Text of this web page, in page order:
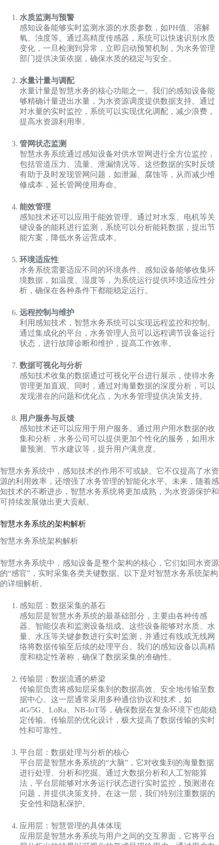
水质监测与预警
感知设备能够实时监测水源的水质参数，如PH值、溶解
氧、浊度等。通过高精度传感器，系统可以快速识别水质
变化，一旦检测到异常，立即启动预警机制，为水务管理
部门提供决策依据，确保水质的稳定与安全。
水量计量与调配
水量计量是智慧水务的核心功能之一。我们的感知设备能
够精确计量进出水量，为水资源调度提供数据支持。通过
对水量的实时监控，系统可以实现优化调配，减少浪费，
提高水资源利用率。
管网状态监测
智慧水务系统通过感知设备对供水管网进行全方位监控，
包括管道压力、流量、泄漏情况等。这些数据的实时反馈
有助于及时发现管网问题，如泄漏、腐蚀等，从而减少维
修成本，延长管网使用寿命。
能效管理
感知技术还可以应用于能效管理。通过对水泵、电机等关
键设备的能耗进行监测，系统可以分析能耗数据，提出节
能方案，降低水务运营成本。
环境适应性
水务系统需要适应不同的环境条件。感知设备能够收集环
境数据，如温度、湿度等，为系统运行提供环境适应性分
析，确保在各种条件下都能稳定运行。
远程控制与维护
利用感知技术，智慧水务系统可以实现远程监控和控制。
通过集成化的平台，水务管理人员可以远程调节设备运行
状态，进行故障诊断和维护，提高工作效率。
数据可视化与分析
感知技术收集的数据通过可视化平台进行展示，使得水务
管理更加直观。同时，通过对海量数据的深度分析，可以
发现潜在的问题和优化点，为水务管理提供决策支持。
用户服务与反馈
感知技术还可以应用于用户服务。通过用户用水数据的收
集和分析，水务公司可以提供更加个性化的服务，如用水
量预测、节水建议等，提升用户满意度。
智慧水务系统中，感知技术的作用不可或缺。它不仅提高了水资
源的利用效率，还增强了水务管理的智能化水平。未来，随着感
知技术的不断进步，智慧水务系统将更加成熟，为水资源保护和
可持续发展做出更大贡献。
智慧水务系统的架构解析
智慧水务系统架构解析
智慧水务系统中，感知设备是整个架构的核心，它们如同水资源
的“感官”，实时采集各类关键数据。以下是对智慧水务系统架构
的详细解析。
感知层：数据采集的基石
感知层是智慧水务系统的最基础部分，主要由各种传感
器、智能仪表和监测设备组成。这些设备能够对水质、水
量、水压等关键参数进行实时监测，并通过有线或无线网
络将数据传输至后续的处理平台。我们的感知设备以高精
度和稳定性著称，确保了数据采集的准确性。
传输层：数据流通的桥梁
传输层负责将感知层采集到的数据高效、安全地传输至数
据中心。这一层通常采用多种通信协议和技术，如
4G/5G、LoRa、NB-IoT等，确保数据在复杂环境下也能稳
定传输。传输层的优化设计，极大提高了数据传输的实时
性和可靠性。
平台层：数据处理与分析的核心
平台层是智慧水务系统的“大脑”，它对收集到的海量数据
进行处理、分析和挖掘。通过大数据分析和人工智能算
法，平台层能够对水务运行状态进行实时监控，预测潜在
问题，并提供决策支持。在这一层，我们特别注重数据的
安全性和隐私保护。
应用层：智慧管理的具体体现
应用层是智慧水务系统与用户之间的交互界面，它将平台